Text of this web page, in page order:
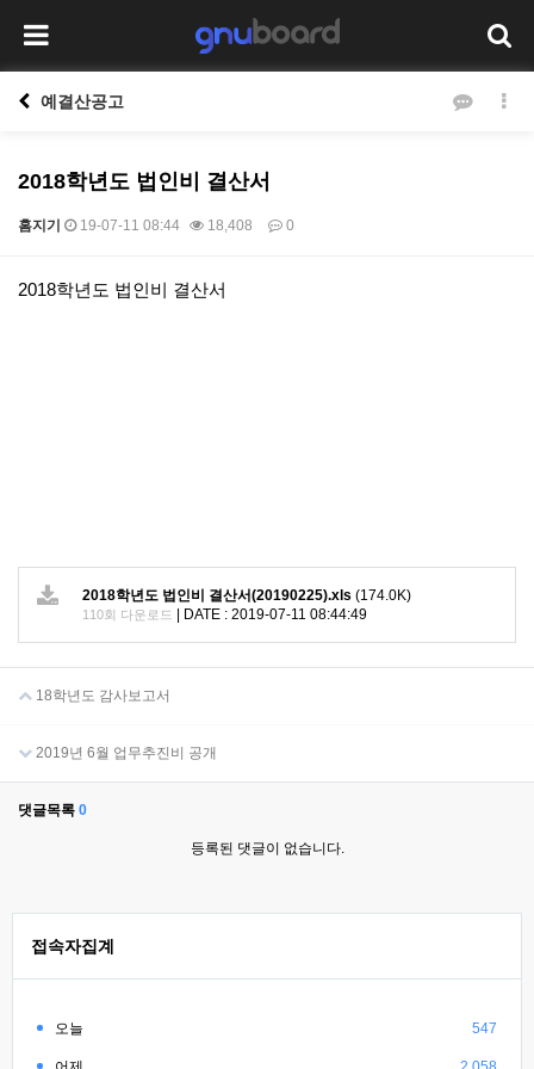
예결산공고
2018학년도 법인비 결산서
홈지기 19-07-11 08:44 18,408 0
본문
2018학년도 법인비 결산서
2018학년도 법인비 결산서(20190225).xls (174.0K)
110회 다운로드 DATE : 2019-07-11 08:44:49
18학년도 감사보고서
2019년 6월 업무추진비 공개
댓글목록 0
등록된 댓글이 없습니다.
접속자집계
오늘 547